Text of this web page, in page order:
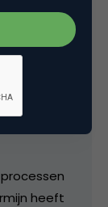
juni. En
de
heeft